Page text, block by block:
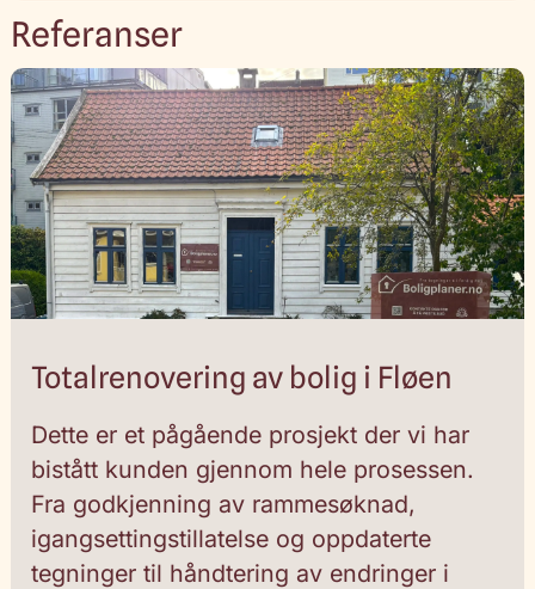
Totalrenovering av bolig i Fløen
Dette er et pågående prosjekt der vi har
bistått kunden gjennom hele prosessen.
Fra godkjenning av rammesøknad,
igangsettingstillatelse og oppdaterte
tegninger til håndtering av endringer i
Referanser